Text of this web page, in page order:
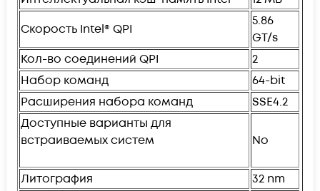
Скорость Intel® QPI
5.86
GT/s
Кол-во соединений QPI
2
Набор команд
64-bit
Расширения набора команд
SSE4.2
Доступные варианты для
встраиваемых систем
No
Литография
32 nm